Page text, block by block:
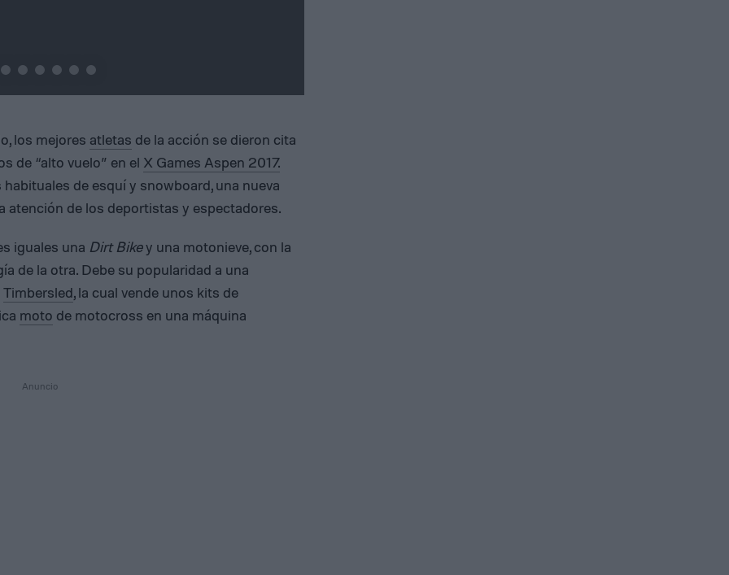
los mejores atletas de la acción se dieron cita
de “alto vuelo” en el X Games Aspen 2017.
de esquí y snowboard, una nueva
atención de los deportistas y espectadores.
iguales una Dirt Bikey una motonieve, con la
de la otra. Debe su popularidad a una
Timbersled, la cual vende unos kits de
moto de motocross en una máquina